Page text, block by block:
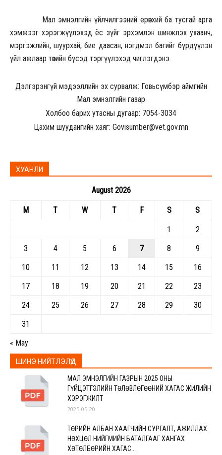
Мал эмнэлгийн үйлчилгээний ерөнхий ба тусгай арга
хэмжээг хэрэгжүүлэхэд ёс зүйг эрхэмлэн шинжлэх ухаанч,
мэргэжлийн, шуурхай, бие даасан, нэгдмэл багийг бүрдүүлэн
үйл ажлаар төвийн бүсэд тэргүүлэхэд чиглэгдэнэ.
Дэлгэрэнгүй мэдээллийн эх сурвалж: Говьсүмбэр аймгийн
Мал эмнэлгийн газар
Холбоо барих утасны дугаар: 7054-3034
Цахим шуудангийн хаяг: Govisumber@vet.gov.mn
ХУАНЛИ
August 2026
M T W T F S S
« May
1
2
3
4 5 6 7 8
9
10
11 12 13 14 15
16
17
18 19 20 21 22
23
24
25 26 27 28 29
30
31
ШИНЭ НИЙТЛЭЛҮҮД
МАЛ ЭМНЭЛГИЙН ГАЗРЫН 2025 ОНЫ
ГҮЙЦЭТГЭЛИЙН ТӨЛӨВЛӨГӨӨНИЙ ХАГАС ЖИЛИЙН
ХЭРЭГЖИЛТ
2025-05-20
ТӨРИЙН АЛБАН ХААГЧИЙН СУРГАЛТ, АЖИЛЛАХ
НӨХЦӨЛ НИЙГМИЙН БАТАЛГААГ ХАНГАХ
ХӨТӨЛБӨРИЙН ХАГАС...